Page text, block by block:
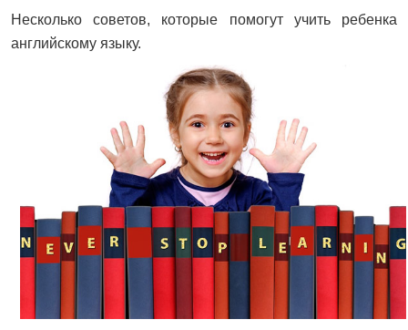
Несколько советов, которые помогут учить ребенка
английскому языку.